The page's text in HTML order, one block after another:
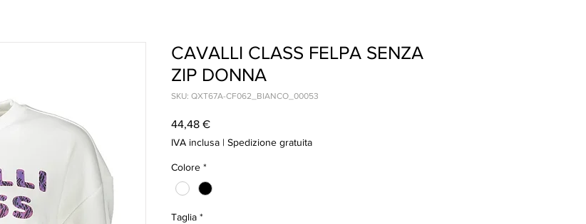
CAVALLI CLASS FELPA SENZA
ZIP DONNA
SKU: QXT67A-CF062_BIANCO_00053
44,48 €Prezzo
IVA inclusa | Spedizione gratuita
Colore *
Taglia *